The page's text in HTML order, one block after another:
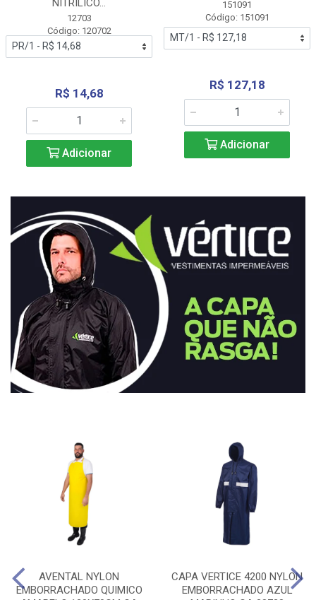
NITRÍLICO...
12703
Código: 120702
R$ 14,68
Adicionar
151091
Código: 151091
R$ 127,18
Adicionar
AVENTAL NYLON
EMBORRACHADO QUIMICO
CAPA VERTICE 4200 NYLON
EMBORRACHADO AZUL